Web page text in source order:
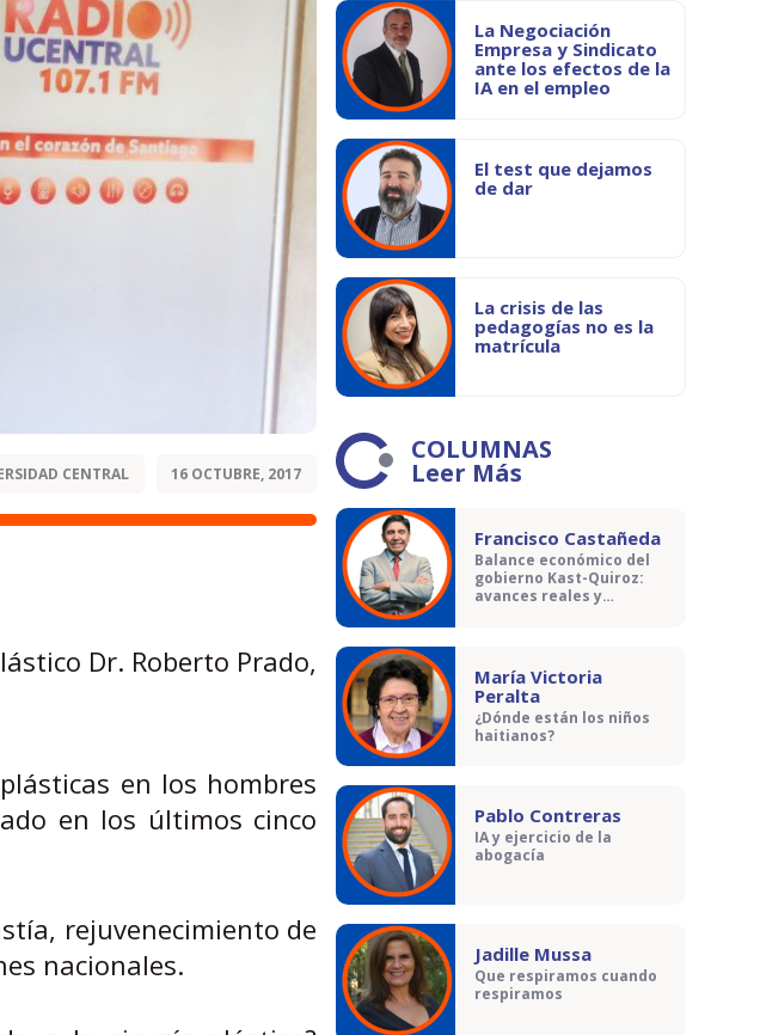
CENTRAL 16 OCTUBRE, 2017
Dr. Roberto Prado,
en los hombres
en los últimos cinco
rejuvenecimiento de
nacionales.
La Negociación
Empresa y Sindicato
ante los efectos de la
IA en el empleo
El test que dejamos
de dar
La crisis de las
pedagogías no es la
matrícula
COLUMNAS
Leer Más
Francisco Castañeda
Balance económico del
gobierno Kast-Quiroz:
avances reales y
María Victoria
Peralta
¿Dónde están los niños
haitianos?
Pablo Contreras
IA y ejercicio de la
abogacía
Jadille Mussa
Que respiramos cuando
respiramos